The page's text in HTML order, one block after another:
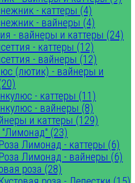
- каттеры (4)
- вайнеры (4)
- вайнеры и каттеры (24)
- каттеры (12)
- вайнеры (12)
(лютик) - вайнеры и
- каттеры (11)
- вайнеры (8)
и каттеры (129)
"Лимонад" (23)
Лимонад - каттеры (6)
Лимонад - вайнеры (6)
роза (28)